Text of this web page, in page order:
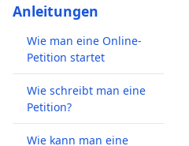
Anleitungen
Wie man eine Online-
Petition startet
Wie schreibt man eine
Petition?
Wie kann man eine